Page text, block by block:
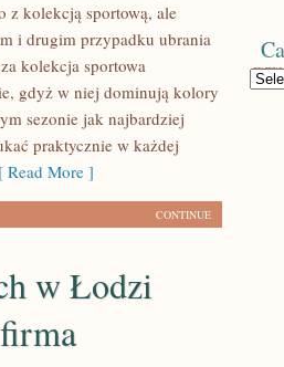
z kolekcją sportową, ale
i drugim przypadku ubrania
kolekcja sportowa
gdyż w niej dominują kolory
sezonie jak najbardziej
praktycznie w każdej
Read More ]
CONTINUE
w Łodzi